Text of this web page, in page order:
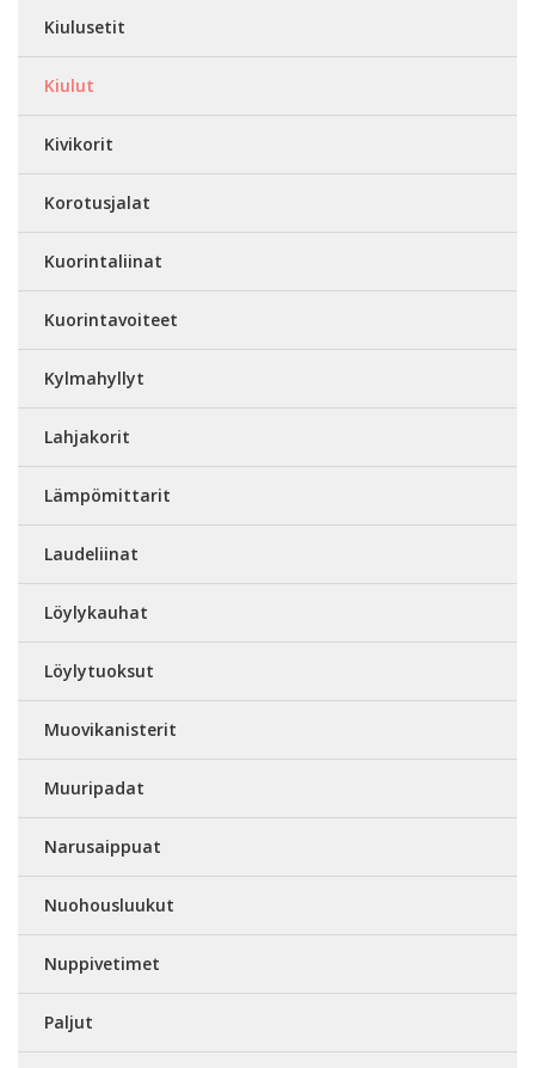
Kiulusetit
Kiulut
Kivikorit
Korotusjalat
Kuorintaliinat
Kuorintavoiteet
Kylmahyllyt
Lahjakorit
Lämpömittarit
Laudeliinat
Löylykauhat
Löylytuoksut
Muovikanisterit
Muuripadat
Narusaippuat
Nuohousluukut
Nuppivetimet
Paljut